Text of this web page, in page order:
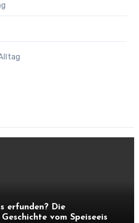
erfunden? Die
vom Speiseeis